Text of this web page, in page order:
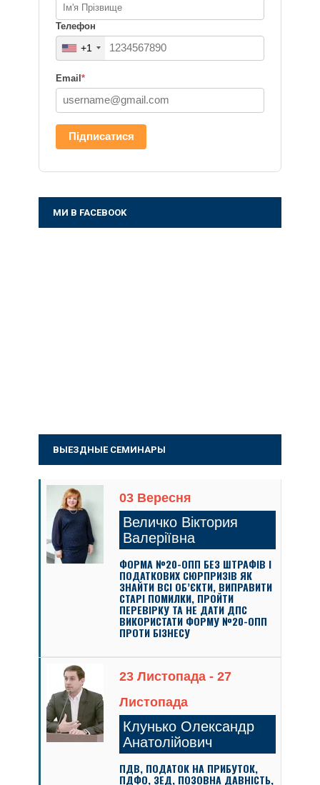
Телефон
+1
Email*
Підписатися
МИ В FACEBOOK
ВЫЕЗДНЫЕ СЕМИНАРЫ
03 Вересня
Величко Віктория
Валеріївна
ФОРМА №20-ОПП БЕЗ ШТРАФІВ І
ПОДАТКОВИХ СЮРПРИЗІВ ЯК
ЗНАЙТИ ВСІ ОБ’ЄКТИ, ВИПРАВИТИ
СТАРІ ПОМИЛКИ, ПРОЙТИ
ПЕРЕВІРКУ ТА НЕ ДАТИ ДПС
ВИКОРИСТАТИ ФОРМУ №20-ОПП
ПРОТИ БІЗНЕСУ
23 Листопада - 27
Листопада
Клунько Олександр
Анатолійович
ПДВ, ПОДАТОК НА ПРИБУТОК,
ПДФО, ЗЕД, ПОЗОВНА ДАВНІСТЬ,